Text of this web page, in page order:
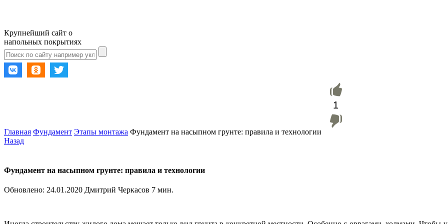
Крупнейший сайт о
напольных покрытиях
1
Главная Фундамент Этапы монтажа Фундамент на насыпном грунте: правила и технологии
Назад
Фундамент на насыпном грунте: правила и технологии
Обновлено: 24.01.2020 Дмитрий Черкасов 7 мин.